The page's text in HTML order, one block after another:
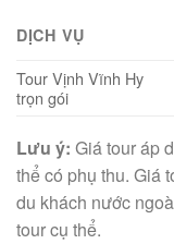
DỊCH VỤ
Tour Vịnh Vĩnh Hy
trọn gói
Lưu ý: Giá tour áp
thể có phụ thu. Giá
du khách nước
tour cụ thể.